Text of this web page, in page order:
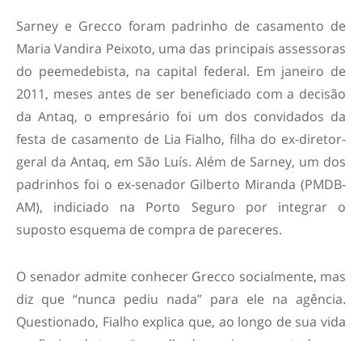
Sarney e Grecco foram padrinho de casamento de
Maria Vandira Peixoto, uma das principais assessoras
do peemedebista, na capital federal. Em janeiro de
2011, meses antes de ser beneficiado com a decisão
da Antaq, o empresário foi um dos convidados da
festa de casamento de Lia Fialho, filha do ex-diretor-
geral da Antaq, em São Luís. Além de Sarney, um dos
padrinhos foi o ex-senador Gilberto Miranda (PMDB-
AM), indiciado na Porto Seguro por integrar o
suposto esquema de compra de pareceres.
O senador admite conhecer Grecco socialmente, mas
diz que “nunca pediu nada” para ele na agência.
Questionado, Fialho explica que, ao longo de sua vida